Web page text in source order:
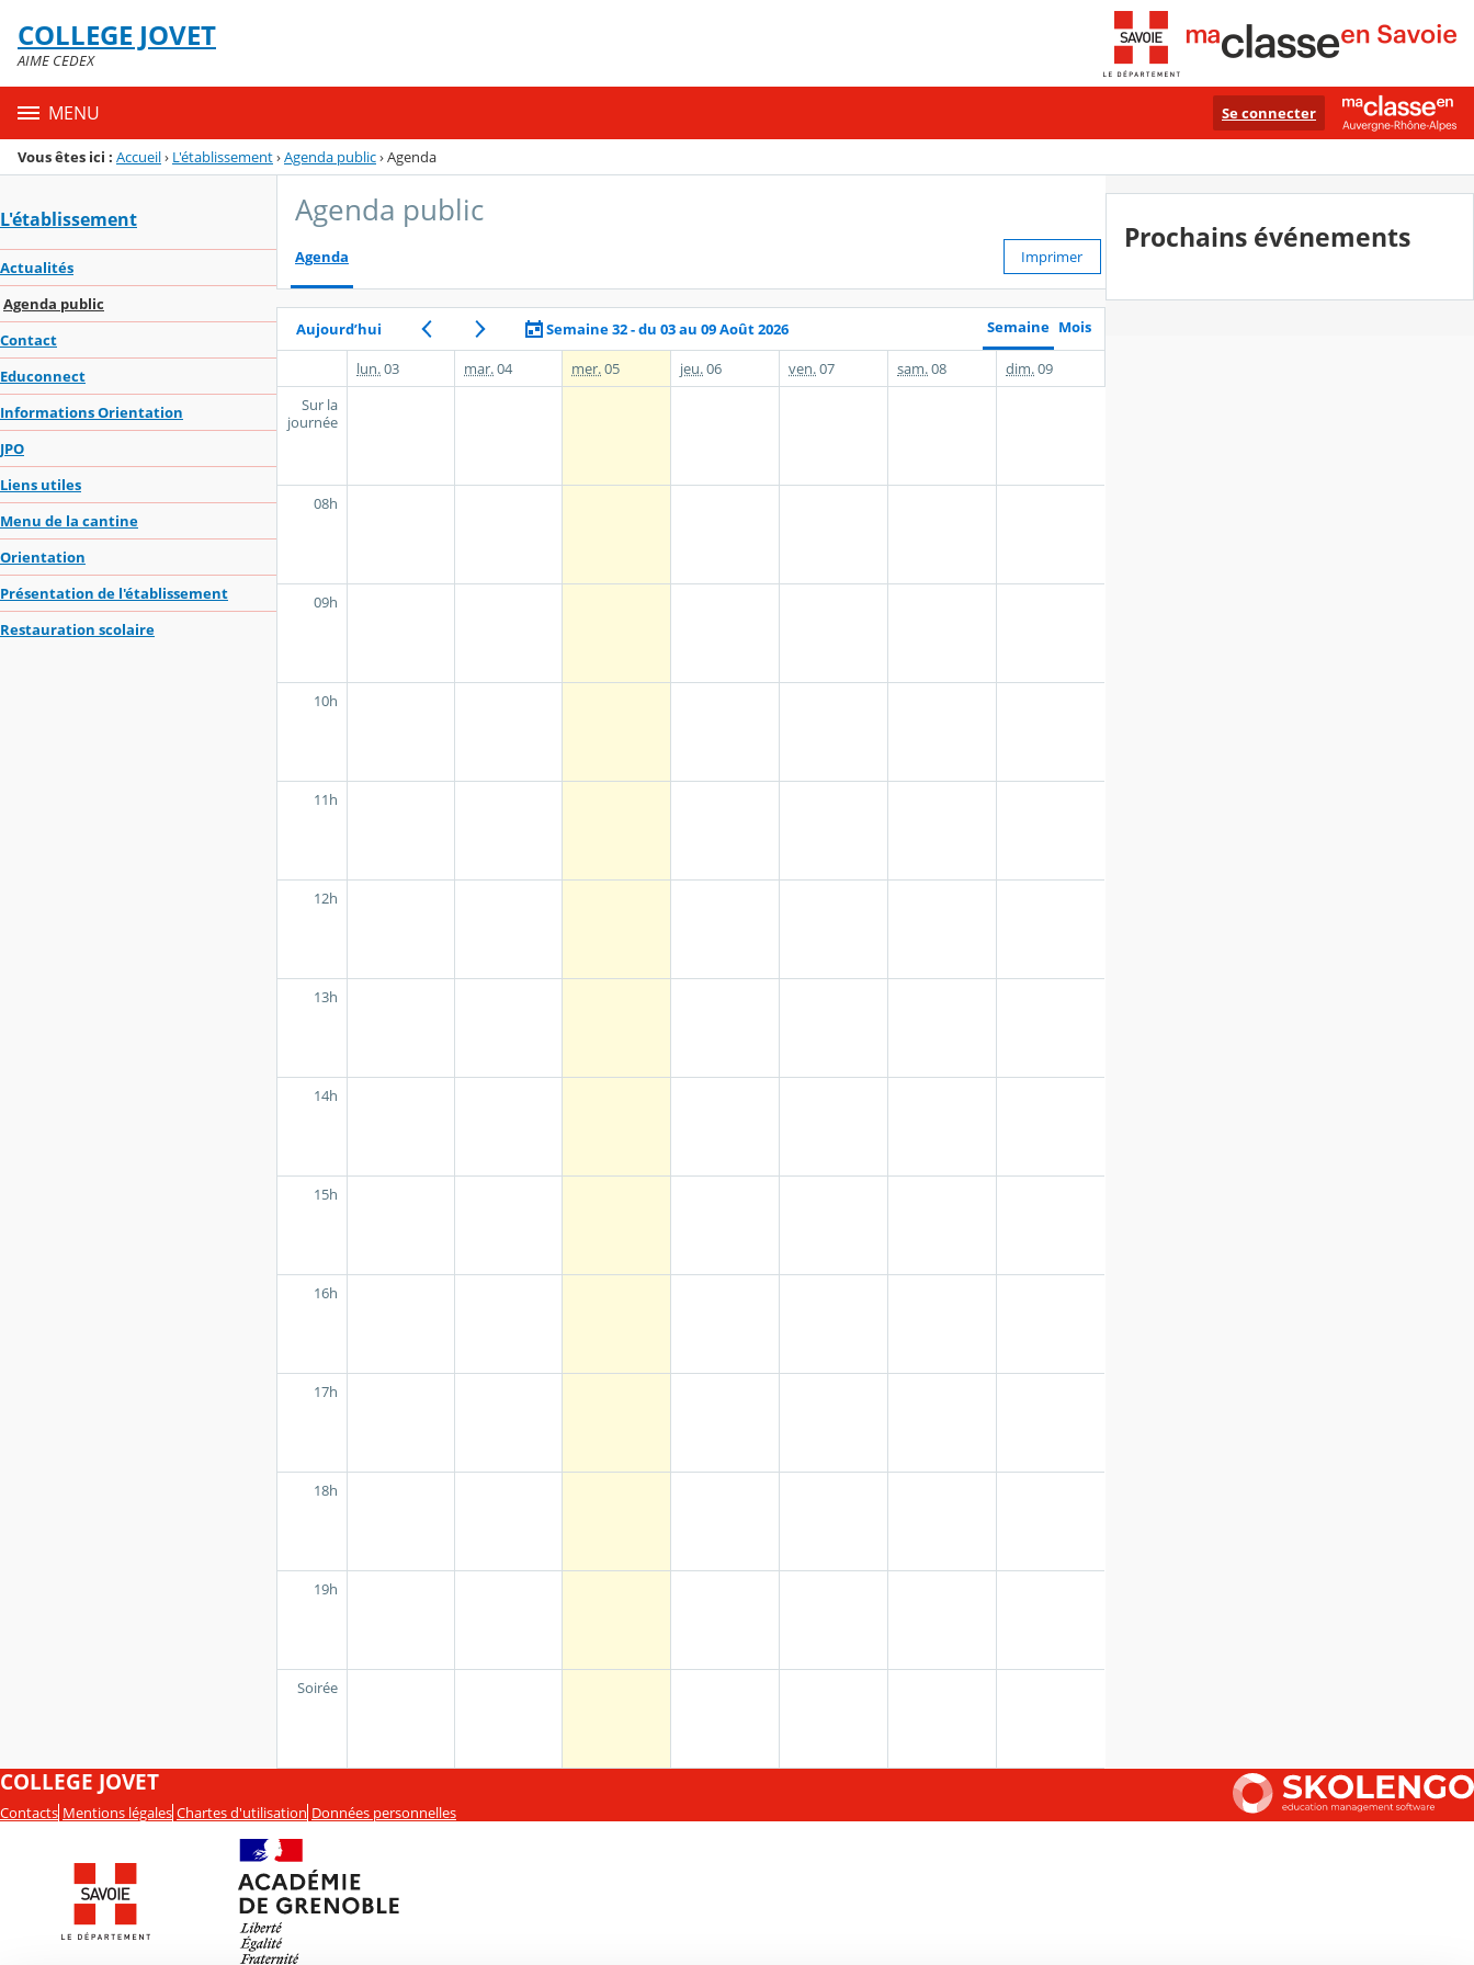
Menu de la rubrique
Contenu
COLLEGE JOVET
AIME CEDEX
MENU Se connecter
Vous êtes ici : Accueil› L'établissement›Agenda public›Agenda
L'établissement
Actualités
Agenda public
Contact
Educonnect
Informations Orientation
JPO
Liens utiles
Menu de la cantine
Orientation
Présentation de l'établissement
Restauration scolaire
Agenda public
Agenda Imprimer
Aujourd’hui Semaine 32 - du 03 au 09 Août 2026 Semaine Mois
lun.03 mar.04 mer.05 jeu.06 ven.07 sam.08 dim.09
Sur la
journée
08h
09h
10h
11h
12h
13h
14h
15h
16h
17h
18h
19h
Soirée
Prochains événements
COLLEGE JOVET
Contacts Mentions légales Chartes d'utilisation Données personnelles